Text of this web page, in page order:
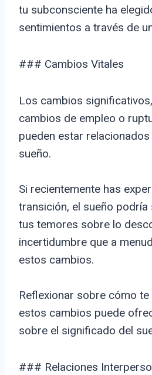
tu subconsciente ha
sentimientos a través de
### Cambios Vitales
Los cambios
cambios de empleo o
pueden estar
sueño.
Si recientemente has
transición, el sueño
tus temores sobre lo
incertidumbre que a
estos cambios.
Reflexionar sobre cómo
estos cambios puede
sobre el significado del
### Relaciones